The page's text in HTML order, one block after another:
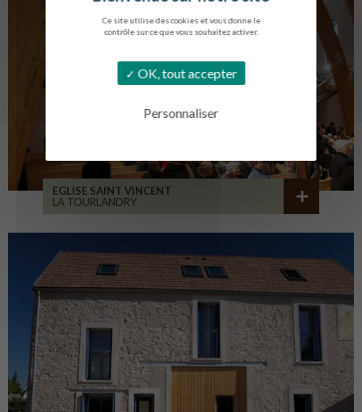
Ce site utilise des cookies et vous donne le
contrôle sur ce que vous souhaitez activer.
OK, tout accepter
Personnaliser
EGLISE SAINT VINCENT
LA TOURLANDRY